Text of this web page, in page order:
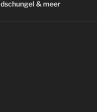
dschungel & meer